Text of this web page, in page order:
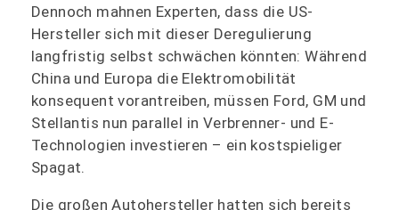
Dennoch mahnen Experten, dass die US-
Hersteller sich mit dieser Deregulierung
langfristig selbst schwächen könnten: Während
China und Europa die Elektromobilität
konsequent vorantreiben, müssen Ford, GM und
Stellantis nun parallel in Verbrenner- und E-
Technologien investieren – ein kostspieliger
Spagat.
Die großen Autohersteller hatten sich bereits